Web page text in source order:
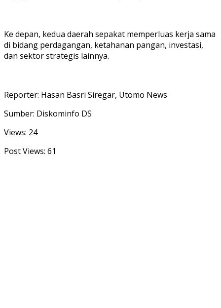
Ke depan, kedua daerah sepakat memperluas kerja sama
di bidang perdagangan, ketahanan pangan, investasi,
dan sektor strategis lainnya.
Reporter: Hasan Basri Siregar, Utomo News
Sumber: Diskominfo DS
Views: 24
Post Views: 61